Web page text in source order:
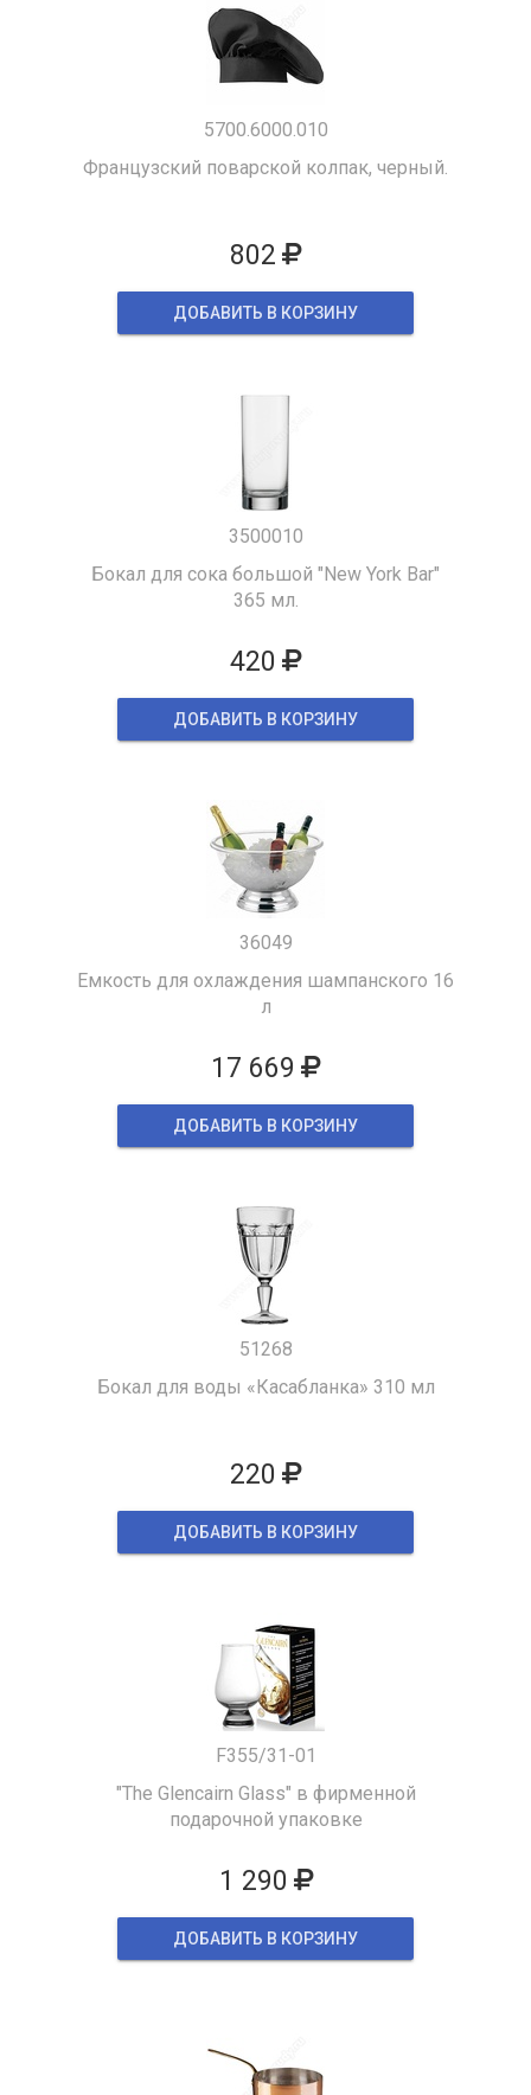
5700.6000.010
Французский поварской колпак, черный.
802
ДОБАВИТЬ В КОРЗИНУ
3500010
Бокал для сока большой "New York Bar"
365 мл.
420
ДОБАВИТЬ В КОРЗИНУ
36049
Емкость для охлаждения шампанского 16
л
17 669
ДОБАВИТЬ В КОРЗИНУ
51268
Бокал для воды «Касабланка» 310 мл
220
ДОБАВИТЬ В КОРЗИНУ
F355/31-01
"The Glencairn Glass" в фирменной
подарочной упаковке
1 290
ДОБАВИТЬ В КОРЗИНУ